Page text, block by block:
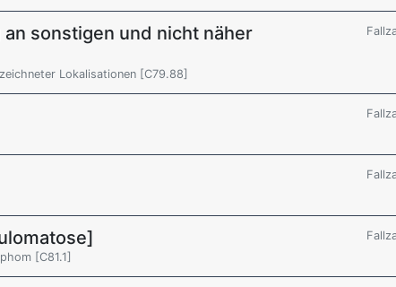
sonstigen und nicht näher
Lokalisationen [C79.88]
[C81.1]